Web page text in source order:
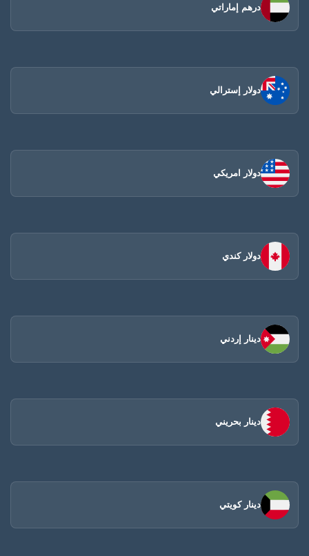
درهم إماراتي
دولار إسترالي
دولار امريكي
دولار كندي
دينار إردني
دينار بحريني
دينار كويتي